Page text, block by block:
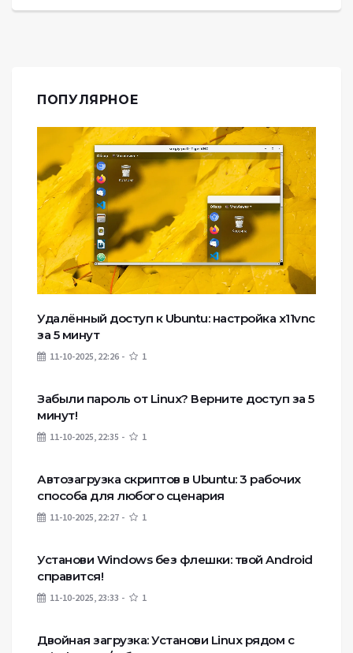
ПОПУЛЯРНОЕ
Удалённый доступ к Ubuntu: настройка x11vnc
за 5 минут
11-10-2025, 22:26 1
Забыли пароль от Linux? Верните доступ за 5
минут!
11-10-2025, 22:35 1
Автозагрузка скриптов в Ubuntu: 3 рабочих
способа для любого сценария
11-10-2025, 22:27 1
Установи Windows без флешки: твой Android
справится!
11-10-2025, 23:33 1
Двойная загрузка: Установи Linux рядом с